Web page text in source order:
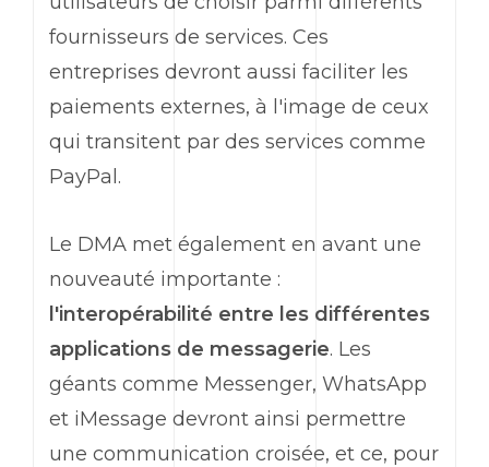
fournisseurs de services. Ces
entreprises devront aussi faciliter les
paiements externes, à l'image de ceux
qui transitent par des services comme
PayPal.
Le DMA met également en avant une
nouveauté importante :
l'interopérabilité entre les différentes
applications de messagerie. Les
géants comme Messenger, WhatsApp
et iMessage devront ainsi permettre
une communication croisée, et ce, pour